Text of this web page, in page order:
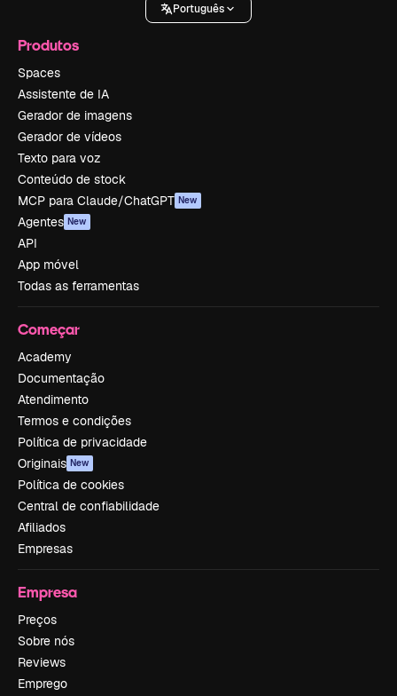
Português
Produtos
Spaces
Assistente de IA
Gerador de imagens
Gerador de vídeos
Texto para voz
Conteúdo de stock
MCP para Claude/ChatGPT New
Agentes New
API
App móvel
Todas as ferramentas
Começar
Academy
Documentação
Atendimento
Termos e condições
Política de privacidade
Originais New
Política de cookies
Central de confiabilidade
Afiliados
Empresas
Empresa
Preços
Sobre nós
Reviews
Emprego